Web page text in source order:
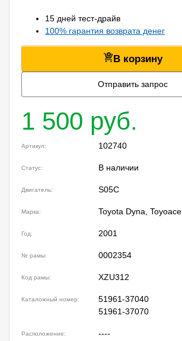
15 дней тест-драйв
100% гарантия возврата денег
В корзину
Отправить запрос
1 500 руб.
Артикул: 102740
Статус: В наличии
Двигатель: S05C
Марка: Toyota Dyna, Toyoace
Год: 2001
№ рамы: 0002354
Код рамы: XZU312
Каталожный номер:
51961-37040
51961-37070
Расположение: ----